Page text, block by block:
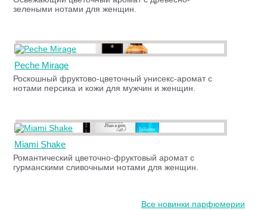
зелеными нотами для женщин.
Peche Mirage
Роскошный фруктово-цветочный унисекс-аромат с
нотами персика и кожи для мужчин и женщин.
Miami Shake
Романтический цветочно-фруктовый аромат с
гурманскими сливочными нотами для женщин.
Все новинки парфюмерии